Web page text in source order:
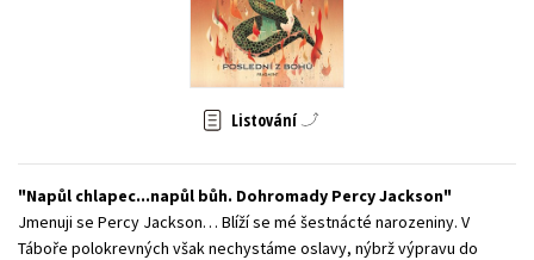
Zahraniční literatura
Všechny tituly
Listování
Napůl chlapec...napůl bůh. Dohromady Percy Jackson
Jmenuji se Percy Jackson… Blíží se mé šestnácté narozeniny. V
Táboře polokrevných však nechystáme oslavy, nýbrž výpravu do